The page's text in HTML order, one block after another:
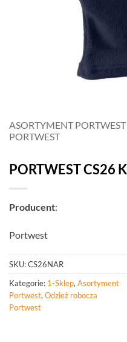
ASORTYMENT PORTWEST
PORTWEST
PORTWEST CS26
Producent:
Portwest
SKU:CS26NAR
Kategorie: 1-Sklep,Asortyment
Portwest,Odzież robocza
Portwest